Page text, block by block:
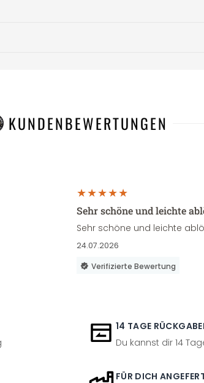
KUNDENBEWERTUNGEN
Sehr schöne und leichte
Sehr schöne und leichte
24.07.2026
Verifizierte Bewertung
14 TAGE
Du kannst dir 14
FÜR DICH